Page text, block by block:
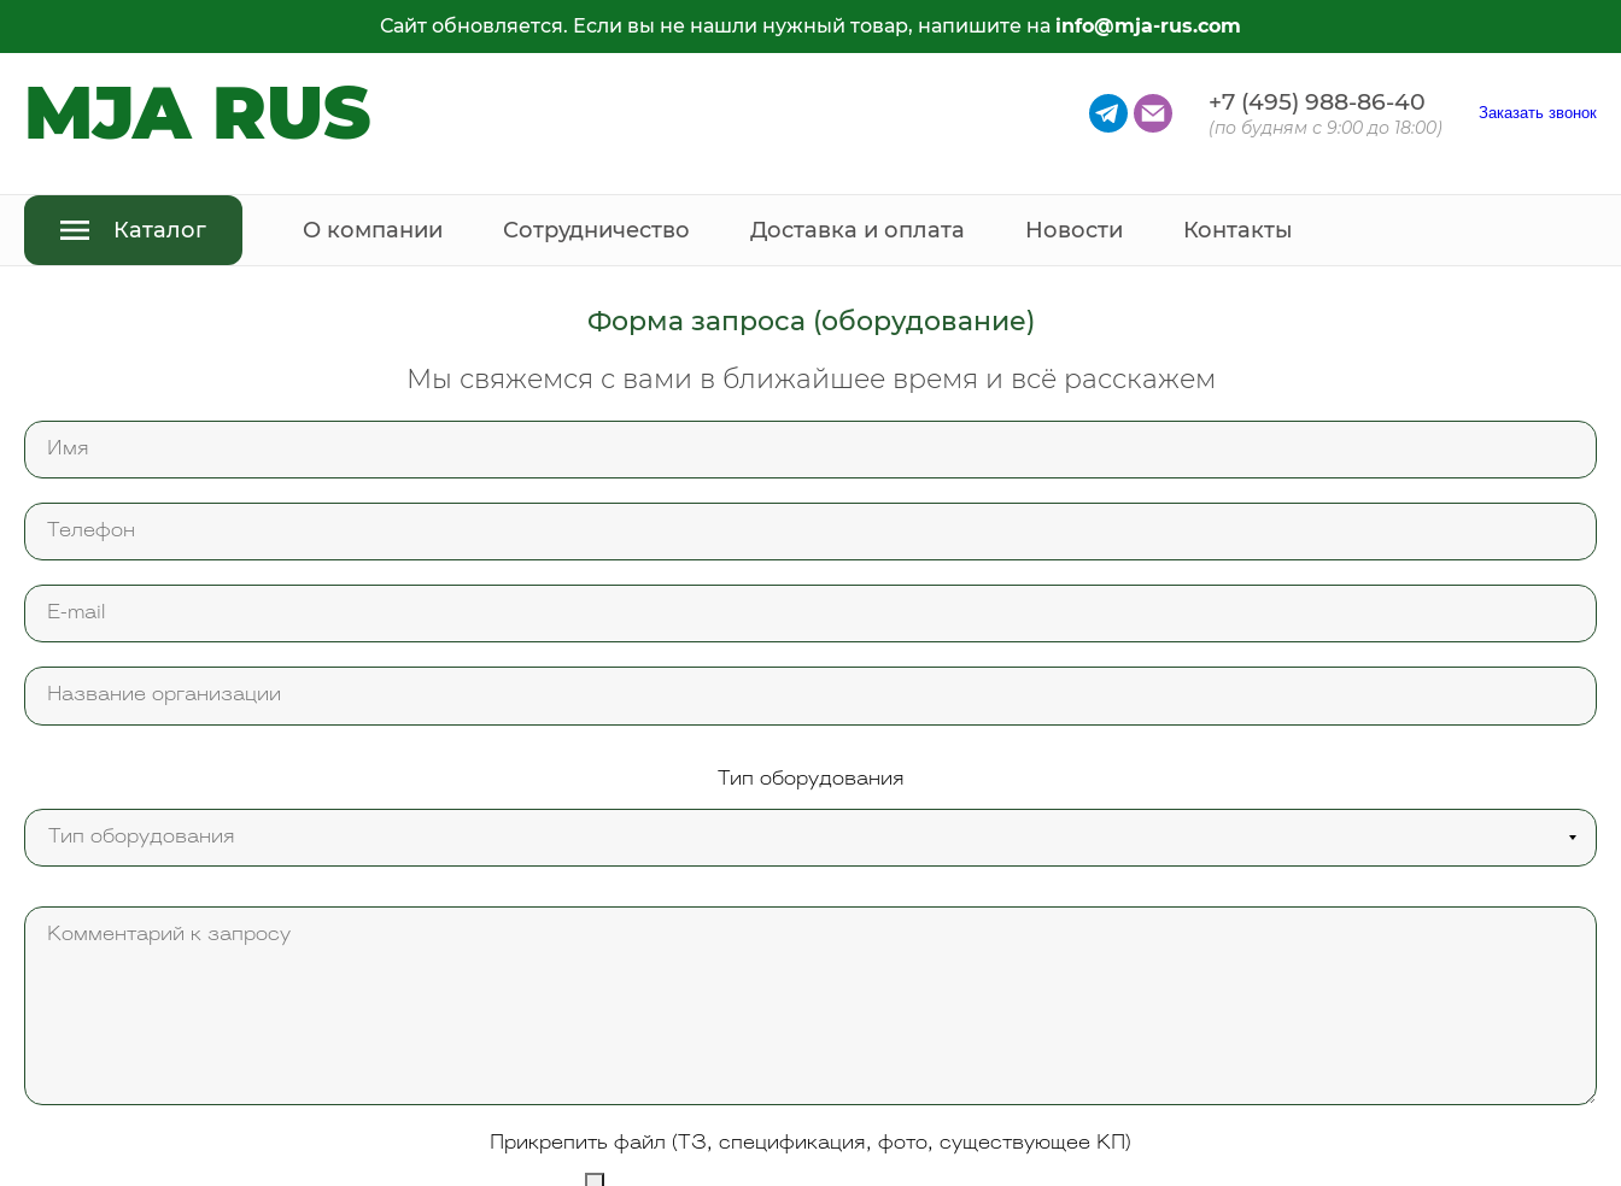
Сайт обновляется. Если вы не нашли нужный товар, напишите на info@mja-rus.com
MJA RUS +7 (495) 988-86-40
(по будням с 9:00 до 18:00)
Заказать звонок
Каталог О компании Сотрудничество Доставка и оплата Новости Контакты
Форма запроса (оборудование)
Мы свяжемся с вами в ближайшее время и всё расскажем
Тип оборудования
Прикрепить файл (ТЗ, спецификация, фото, существующее КП)